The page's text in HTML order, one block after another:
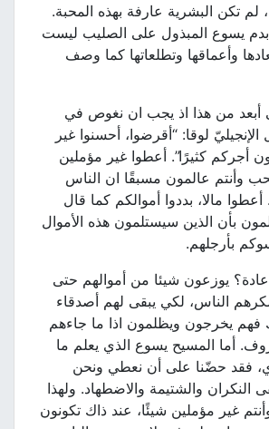
تكن البشرية عارفة بهذه المحبة.
يسوع المبذول على الصليب ليست
وأعماقها وتطلعاتها كما وصف
من هذا اذ يجب ان نغوص في
لوقا: “أقرضوا، أحسنوا غير
أجركم كثيرًا”. أعطوا غير مؤملين
وأنتم عالمون مسبقًا ان الناس
مالا، بددوا أموالكم كما قال
بأن الذين سيستلمون هذه الأموال
بأرجلهم.
يوزعون شيئا من أموالهم حتى
الناس، لكي يبقى لهم أصدقاء
يخرجون ويظلمون اذا ما جاءهم
أما المسيح يسوع الذي يعلم ما
فقد حضّنا على أن نعطي ونحن
النكران والشتيمة والاضطهاد. ولهذا
غير مؤملين شيئًا، عند ذاك تكونون